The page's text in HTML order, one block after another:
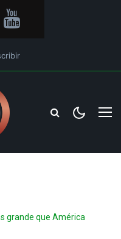
grande que América